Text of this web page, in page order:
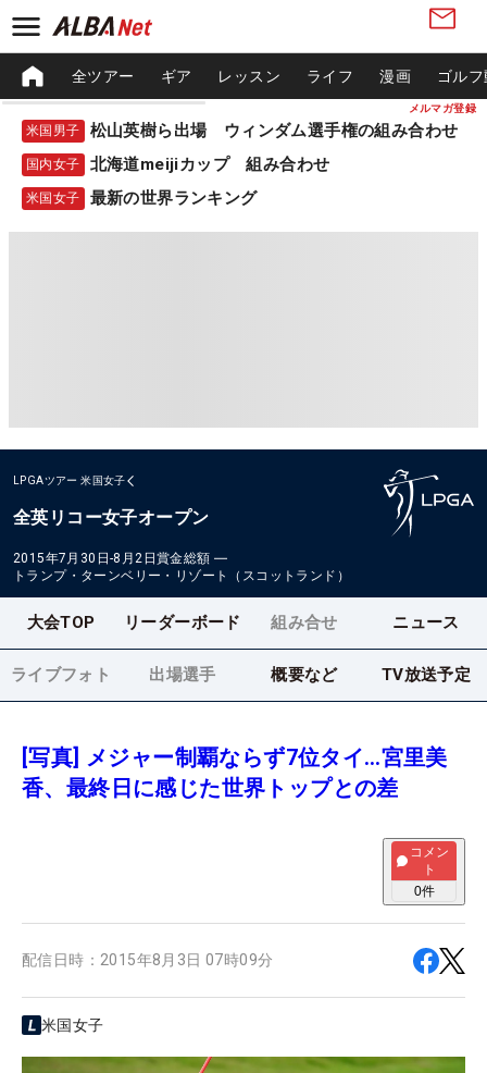
メルマガ登録
全ツアー ギア レッスン ライフ 漫画 ゴル
米国男子 松山英樹ら出場 ウィンダム選手権の組み合わせ
国内女子 北海道meijiカップ 組み合わせ
米国女子 最新の世界ランキング
LPGAツアー 米国女子
全英リコー女子オープン
2015年7月30日-8月2日賞金総額 ―
トランプ・ターンベリー・リゾート（スコットランド）
大会TOP リーダーボード 組み合せ ニュース
ライブフォト 出場選手 概要など TV放送予定
[写真] メジャー制覇ならず7位タイ…宮里美
香、最終日に感じた世界トップとの差
コメン
ト
0件
配信日時： 2015年8月3日 07時09分
米国女子